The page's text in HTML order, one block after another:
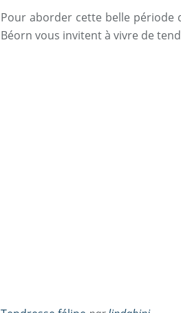
Pour aborder cette belle période
Béorn vous invitent à vivre de